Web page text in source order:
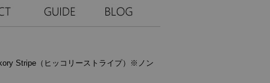
Stripe（ヒッコリーストライプ）※ノン